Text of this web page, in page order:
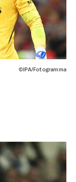
©IPA/Fotogramma